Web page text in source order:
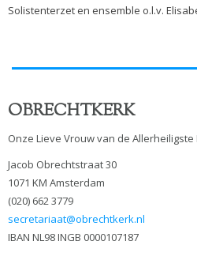
Solistenterzet en ensemble o.l.v.
OBRECHTKERK
Onze Lieve Vrouw van de
Jacob Obrechtstraat 30
1071 KM Amsterdam
(020) 662 3779
secretariaat@obrechtkerk.nl
IBAN NL98 INGB 0000107187